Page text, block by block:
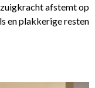
afstemt op
en plakkerige resten